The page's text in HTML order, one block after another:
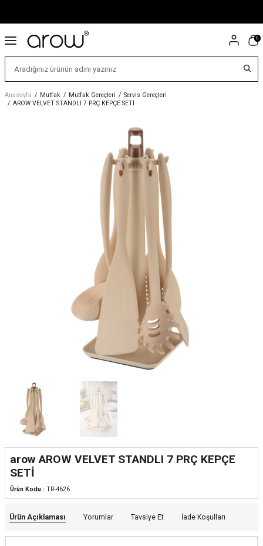
0
Anasayfa / Mutfak / Mutfak Gereçleri / Servis Gereçleri
/ AROW VELVET STANDLI 7 PRÇ KEPÇE SETİ
arow AROW VELVET STANDLI 7 PRÇ KEPÇE
SETİ
Ürün Kodu : TR-4626
Ürün Açıklaması Yorumlar Tavsiye Et İade Koşulları